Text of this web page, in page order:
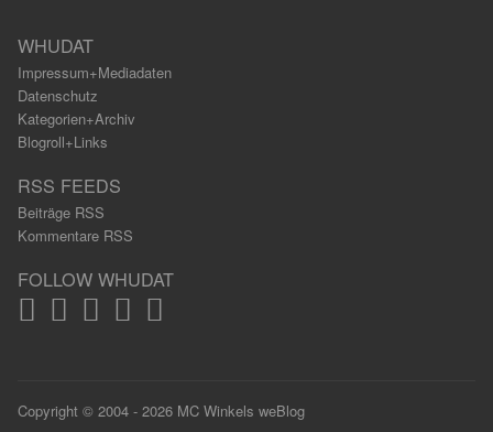
WHUDAT
Impressum+Mediadaten
Datenschutz
Kategorien+Archiv
Blogroll+Links
RSS FEEDS
Beiträge RSS
Kommentare RSS
FOLLOW WHUDAT
Copyright © 2004 - 2026 MC Winkels weBlog